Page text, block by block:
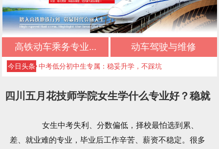
高铁动车乘务专业... 动车驾驶与维修
今日头条
初中生择校必看：正规文凭+优质管理+升学保障
初中三年落幕，新的升学旅程从此开启
不想读普高、不想打工？初中生的第三条出路
中考低分初中生专属：稳妥升学，不踩坑
急救援管理专业
成都好的公办技校四川五月花技师学院推荐｜高
铁乘务专业
成都好的公办技校四川五月花技师学院推荐｜铁
四川五月花技师学院女生学什么专业好？稳就
女生中考失利、分数偏低，择校最怕选到累、
差、就业难的专业，毕业后工作辛苦、薪资不稳定。很多